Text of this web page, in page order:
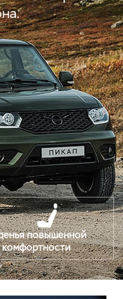
повышенной
комфортности